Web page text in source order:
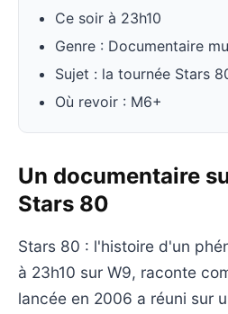
Ce soir à 23h10
Genre : Documentaire
Sujet : la tournée Stars
Où revoir : M6+
Un documentaire
Stars 80
Stars 80 : l'histoire d'un
à 23h10 sur W9, raconte
lancée en 2006 a réuni sur